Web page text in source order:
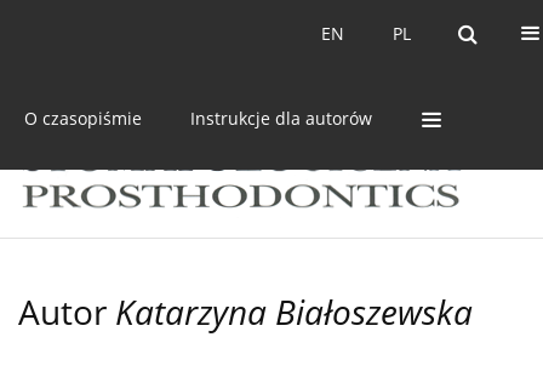
PL
EN PL
EN
O czasopiśmie Instrukcje dla autorów
Autor Katarzyna Białoszewska